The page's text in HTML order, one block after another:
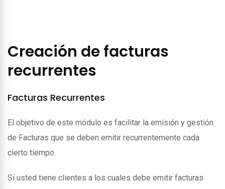
Creación de facturas
recurrentes
Facturas Recurrentes
El objetivo de este módulo es facilitar la emisión y gestión
de Facturas que se deben emitir recurrentemente cada
cierto tiempo.
Si usted tiene clientes a los cuales debe emitir facturas